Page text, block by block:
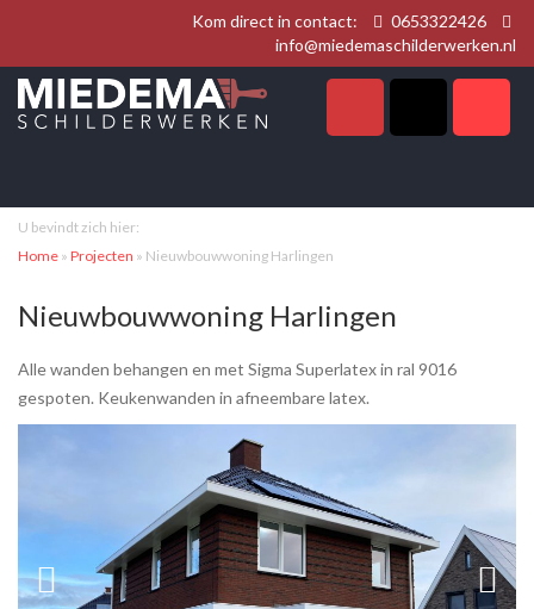
Kom direct in contact:
0653322426
info@miedemaschilderwerken.nl
U bevindt zich hier:
Home » Projecten » Nieuwbouwwoning Harlingen
Nieuwbouwwoning Harlingen
Alle wanden behangen en met Sigma Superlatex in ral 9016
gespoten. Keukenwanden in afneembare latex.